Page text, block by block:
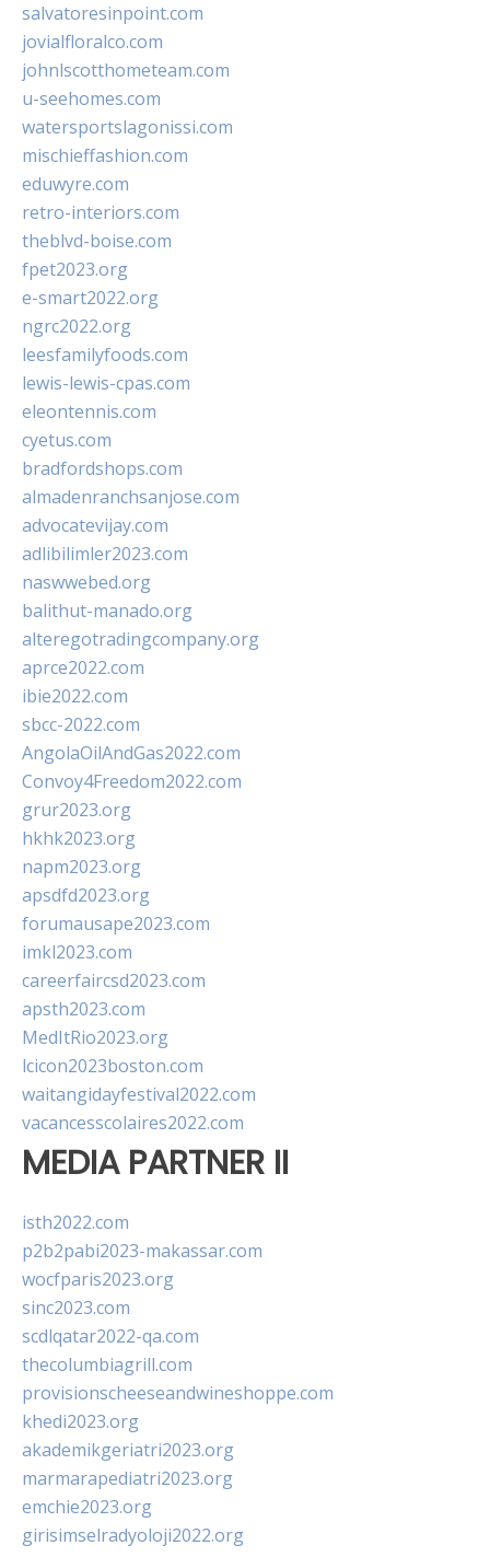
salvatoresinpoint.com
jovialfloralco.com
johnlscotthometeam.com
u-seehomes.com
watersportslagonissi.com
mischieffashion.com
eduwyre.com
retro-interiors.com
theblvd-boise.com
fpet2023.org
e-smart2022.org
ngrc2022.org
leesfamilyfoods.com
lewis-lewis-cpas.com
eleontennis.com
cyetus.com
bradfordshops.com
almadenranchsanjose.com
advocatevijay.com
adlibilimler2023.com
naswwebed.org
balithut-manado.org
alteregotradingcompany.org
aprce2022.com
ibie2022.com
sbcc-2022.com
AngolaOilAndGas2022.com
Convoy4Freedom2022.com
grur2023.org
hkhk2023.org
napm2023.org
apsdfd2023.org
forumausape2023.com
imkl2023.com
careerfaircsd2023.com
apsth2023.com
MedItRio2023.org
lcicon2023boston.com
waitangidayfestival2022.com
vacancesscolaires2022.com
MEDIA PARTNER II
isth2022.com
p2b2pabi2023-makassar.com
wocfparis2023.org
sinc2023.com
scdlqatar2022-qa.com
thecolumbiagrill.com
provisionscheeseandwineshoppe.com
khedi2023.org
akademikgeriatri2023.org
marmarapediatri2023.org
emchie2023.org
girisimselradyoloji2022.org